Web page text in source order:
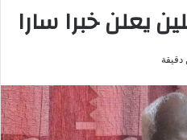
يعلن خبرا سارا